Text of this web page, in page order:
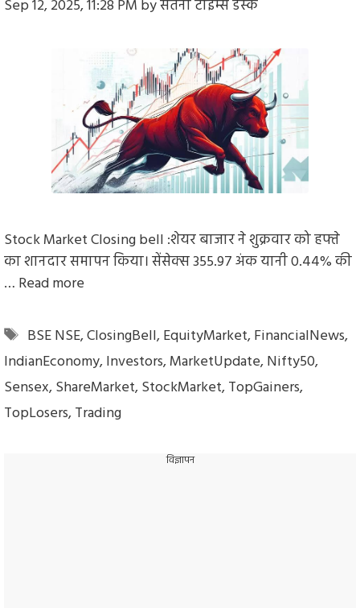
Sep 12, 2025, 11:28 PM byसतना टाइम्स डेस्क
Stock Market Closing bell :शेयर बाजार ने शुक्रवार को हफ्ते
का शानदार समापन किया। सेंसेक्स 355.97 अंक यानी 0.44% की
… Read more
Tags
BSE NSE,ClosingBell,EquityMarket,FinancialNews,
IndianEconomy,Investors,MarketUpdate,Nifty50,
Sensex,ShareMarket,StockMarket,TopGainers,
TopLosers,Trading
विज्ञापन